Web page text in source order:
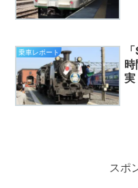
乗車レポート
実
スポ